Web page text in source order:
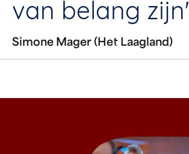
van belang zijn'
Simone Mager (Het Laagland)